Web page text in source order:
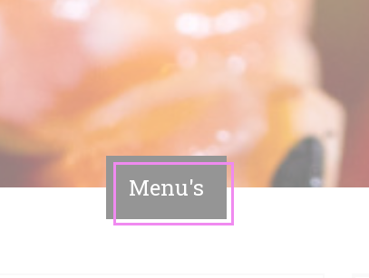
Menu's